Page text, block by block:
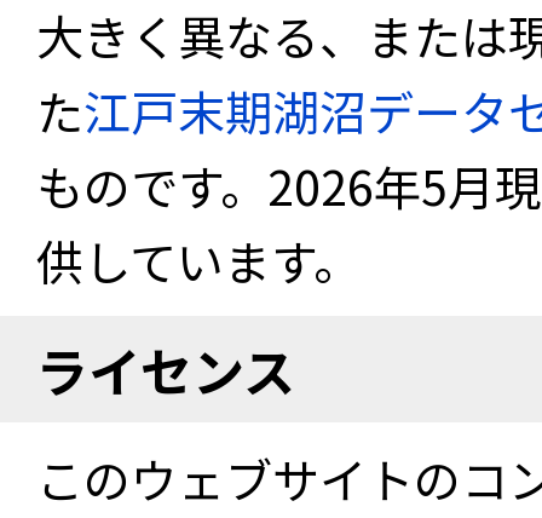
大きく異なる、または
た江戸末期湖沼データ
ものです。2026年5月
供しています。
ライセンス
このウェブサイトのコ